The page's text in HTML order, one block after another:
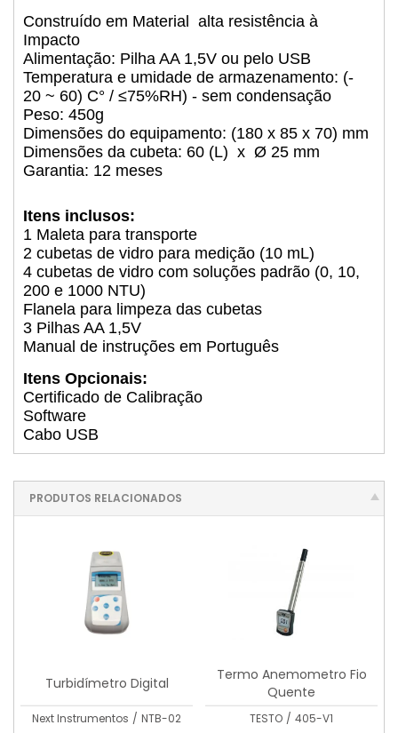
Construído em Material alta resistência à
Impacto
Alimentação: Pilha AA 1,5V ou pelo USB
Temperatura e umidade de armazenamento: (-
20 ~ 60) C° / ≤75%RH) - sem condensação
Peso: 450g
Dimensões do equipamento: (180 x 85 x 70) mm
Dimensões da cubeta: 60 (L) x Ø 25 mm
Garantia: 12 meses
Itens inclusos:
1 Maleta para transporte
2 cubetas de vidro para medição (10 mL)
4 cubetas de vidro com soluções padrão (0, 10,
200 e 1000 NTU)
Flanela para limpeza das cubetas
3 Pilhas AA 1,5V
Manual de instruções em Português
Itens Opcionais:
Certificado de Calibração
Software
Cabo USB
PRODUTOS RELACIONADOS
Turbidímetro Digital
Next Instrumentos / NTB-02
Termo Anemometro Fio
Quente
TESTO / 405-V1